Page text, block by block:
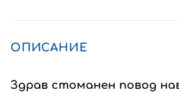
ОПИСАНИЕ
Здрав стоманен повод